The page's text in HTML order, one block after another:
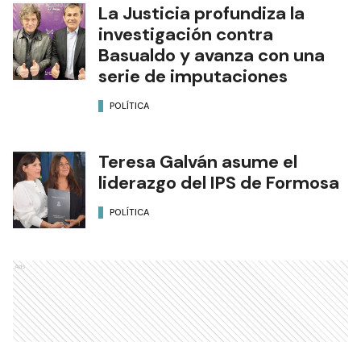
La Justicia profundiza la
investigación contra
Basualdo y avanza con una
serie de imputaciones
POLÍTICA
Teresa Galván asume el
liderazgo del IPS de Formosa
POLÍTICA
Ads